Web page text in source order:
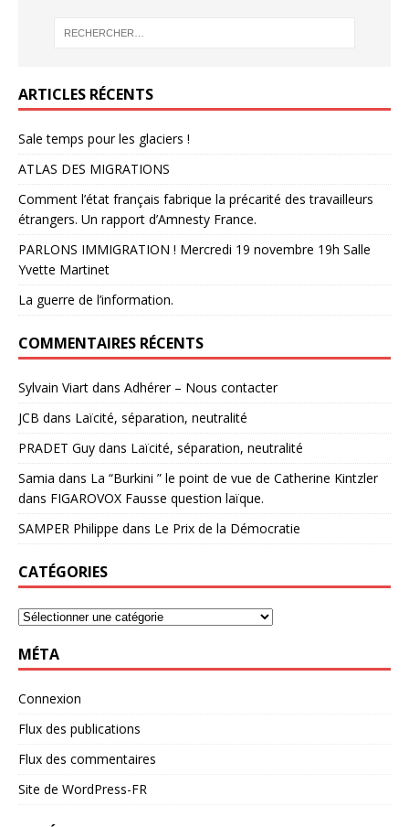
ARTICLES RÉCENTS
Sale temps pour les glaciers !
ATLAS DES MIGRATIONS
Comment l’état français fabrique la précarité des travailleurs
étrangers. Un rapport d’Amnesty France.
PARLONS IMMIGRATION ! Mercredi 19 novembre 19h Salle
Yvette Martinet
La guerre de l’information.
COMMENTAIRES RÉCENTS
Sylvain Viart dans Adhérer – Nous contacter
JCB dans Laïcité, séparation, neutralité
PRADET Guy dans Laïcité, séparation, neutralité
Samia dans La “Burkini ” le point de vue de Catherine Kintzler
dans FIGAROVOX Fausse question laïque.
SAMPER Philippe dans Le Prix de la Démocratie
CATÉGORIES
MÉTA
Connexion
Flux des publications
Flux des commentaires
Site de WordPress-FR